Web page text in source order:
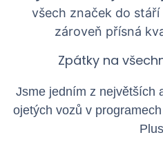
všech značek do
zároveň přísná
Zpátky na
Jsme jedním z největších
ojetých vozů v
Plus